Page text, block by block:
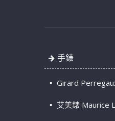
手錶
Girard
艾美錶 Maurice